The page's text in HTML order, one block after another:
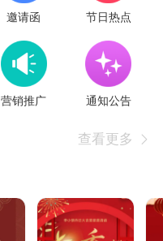
邀请函 节日热点
营销推广 通知公告
查看更多 